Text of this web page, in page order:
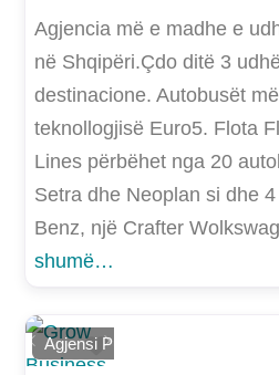
Agjencia më e madhe e
në Shqipëri.Çdo ditë 3
destinacione. Autobusët
teknollogjisë Euro5. Flota
Lines përbëhet nga 20
Setra dhe Neoplan si dhe
Benz, një Crafter
shumë…
Shtoje si të
Agjensi Punësimi dhe Rekrutimi
E mëparshme
Më Tej